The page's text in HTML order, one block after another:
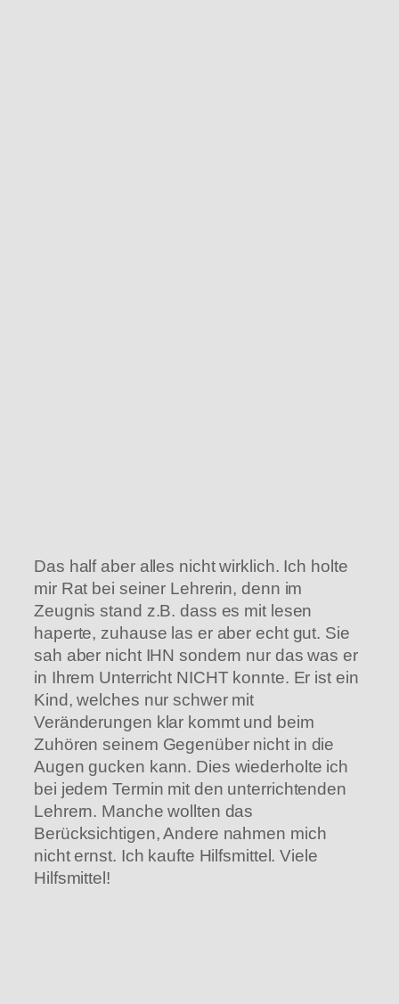
Das half aber alles nicht wirklich. Ich holte
mir Rat bei seiner Lehrerin, denn im
Zeugnis stand z.B. dass es mit lesen
haperte, zuhause las er aber echt gut. Sie
sah aber nicht IHN sondern nur das was er
in Ihrem Unterricht NICHT konnte. Er ist ein
Kind, welches nur schwer mit
Veränderungen klar kommt und beim
Zuhören seinem Gegenüber nicht in die
Augen gucken kann. Dies wiederholte ich
bei jedem Termin mit den unterrichtenden
Lehrern. Manche wollten das
Berücksichtigen, Andere nahmen mich
nicht ernst. Ich kaufte Hilfsmittel. Viele
Hilfsmittel!